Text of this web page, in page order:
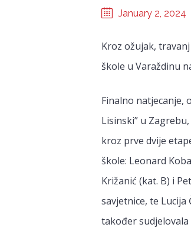
January 2, 2024
Kroz ožujak,
škole u Varaždinu
Finalno natjecanje,
Lisinski” u
kroz prve dvije
škole: Leonard
Križanić (kat. B) i
savjetnice, te Lucija
također sudjelovala